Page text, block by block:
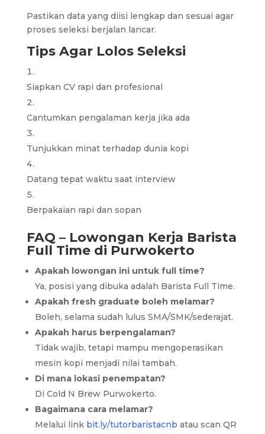
Pastikan data yang diisi lengkap dan sesuai agar
proses seleksi berjalan lancar.
Tips Agar Lolos Seleksi
Siapkan CV rapi dan profesional
Cantumkan pengalaman kerja jika ada
Tunjukkan minat terhadap dunia kopi
Datang tepat waktu saat interview
Berpakaian rapi dan sopan
FAQ – Lowongan Kerja Barista
Full Time di Purwokerto
Apakah lowongan ini untuk full time?
Ya, posisi yang dibuka adalah Barista Full Time.
Apakah fresh graduate boleh melamar?
Boleh, selama sudah lulus SMA/SMK/sederajat.
Apakah harus berpengalaman?
Tidak wajib, tetapi mampu mengoperasikan
mesin kopi menjadi nilai tambah.
Di mana lokasi penempatan?
Di Cold N Brew Purwokerto.
Bagaimana cara melamar?
Melalui link bit.ly/tutorbaristacnb atau scan QR